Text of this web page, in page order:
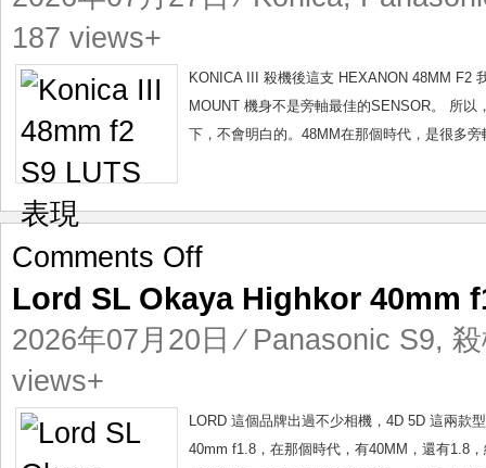
表
187 views+
KONICA III 殺機後這支 HEXANON 48MM F2
MOUNT 機身不是旁軸最佳的SENSOR。 所
下，不會明白的。48MM在那個時代，是很多
Comments Offon
SL
Okaya
Highkor
殺
Lord SL Okaya Highkor 40mm
2026年07月20日 ⁄ Panasonic S9,
views+
LORD 這個品牌出過不少相機，4D 5D 這兩款
40mm f1.8，在那個時代，有40MM，還有1.8